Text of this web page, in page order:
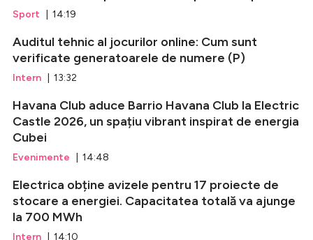
Sport | 14:19
Auditul tehnic al jocurilor online: Cum sunt
verificate generatoarele de numere (P)
Intern | 13:32
Havana Club aduce Barrio Havana Club la Electric
Castle 2026, un spațiu vibrant inspirat de energia
Cubei
Evenimente | 14:48
Electrica obține avizele pentru 17 proiecte de
stocare a energiei. Capacitatea totală va ajunge
la 700 MWh
Intern | 14:10